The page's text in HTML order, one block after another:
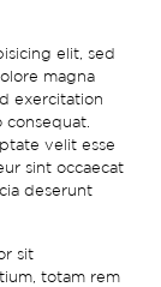
elit, sed
magna
exercitation
consequat.
velit esse
sint occaecat
deserunt
sit
totam rem